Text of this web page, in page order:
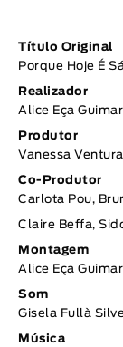
Tópicos
Título Original
Porque Hoje É
Realizador
Alice Eça
Produtor
Vanessa
Co-Produtor
Carlota Pou,
Claire Beffa,
Montagem
Alice Eça
Som
Gisela Fullà
Música